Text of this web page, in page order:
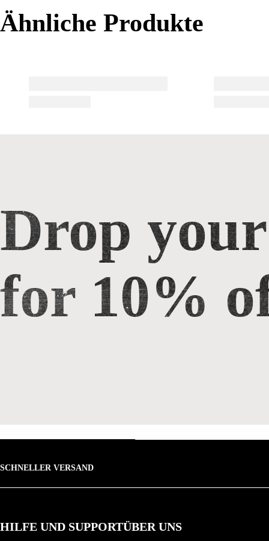
Ähnliche Produkte
Ähnliche Produkte
Drop
for 10%
SCHNELLER VERSAND
HILFE UND SUPPORTÜBER UNS